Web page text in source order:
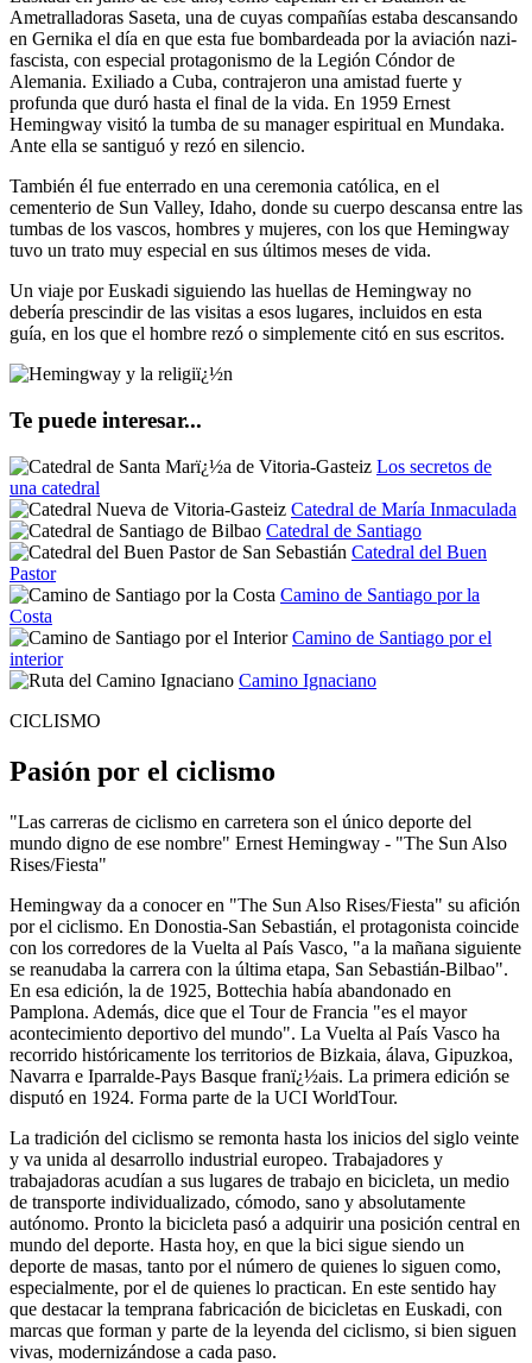
Ametralladoras Saseta, una de cuyas compañías estaba descansando
en Gernika el día en que esta fue bombardeada por la aviación nazi-
fascista, con especial protagonismo de la Legión Cóndor de
Alemania. Exiliado a Cuba, contrajeron una amistad fuerte y
profunda que duró hasta el final de la vida. En 1959 Ernest
Hemingway visitó la tumba de su manager espiritual en Mundaka.
Ante ella se santiguó y rezó en silencio.
También él fue enterrado en una ceremonia católica, en el
cementerio de Sun Valley, Idaho, donde su cuerpo descansa entre las
tumbas de los vascos, hombres y mujeres, con los que Hemingway
tuvo un trato muy especial en sus últimos meses de vida.
Un viaje por Euskadi siguiendo las huellas de Hemingway no
debería prescindir de las visitas a esos lugares, incluidos en esta
guía, en los que el hombre rezó o simplemente citó en sus escritos.
Te puede interesar...
Los secretos de
una catedral
Catedral de María Inmaculada
Catedral de Santiago
Catedral del Buen
Pastor
Camino de Santiago por la
Costa
Camino de Santiago por el
interior
Camino Ignaciano
CICLISMO
Pasión por el ciclismo
"Las carreras de ciclismo en carretera son el único deporte del
mundo digno de ese nombre" Ernest Hemingway - "The Sun Also
Rises/Fiesta"
Hemingway da a conocer en "The Sun Also Rises/Fiesta" su afición
por el ciclismo. En Donostia-San Sebastián, el protagonista coincide
con los corredores de la Vuelta al País Vasco, "a la mañana siguiente
se reanudaba la carrera con la última etapa, San Sebastián-Bilbao".
En esa edición, la de 1925, Bottechia había abandonado en
Pamplona. Además, dice que el Tour de Francia "es el mayor
acontecimiento deportivo del mundo". La Vuelta al País Vasco ha
recorrido históricamente los territorios de Bizkaia, álava, Gipuzkoa,
Navarra e Iparralde-Pays Basque franï¿½ais. La primera edición se
disputó en 1924. Forma parte de la UCI WorldTour.
La tradición del ciclismo se remonta hasta los inicios del siglo veinte
y va unida al desarrollo industrial europeo. Trabajadores y
trabajadoras acudían a sus lugares de trabajo en bicicleta, un medio
de transporte individualizado, cómodo, sano y absolutamente
autónomo. Pronto la bicicleta pasó a adquirir una posición central en
mundo del deporte. Hasta hoy, en que la bici sigue siendo un
deporte de masas, tanto por el número de quienes lo siguen como,
especialmente, por el de quienes lo practican. En este sentido hay
que destacar la temprana fabricación de bicicletas en Euskadi, con
marcas que forman y parte de la leyenda del ciclismo, si bien siguen
vivas, modernizándose a cada paso.